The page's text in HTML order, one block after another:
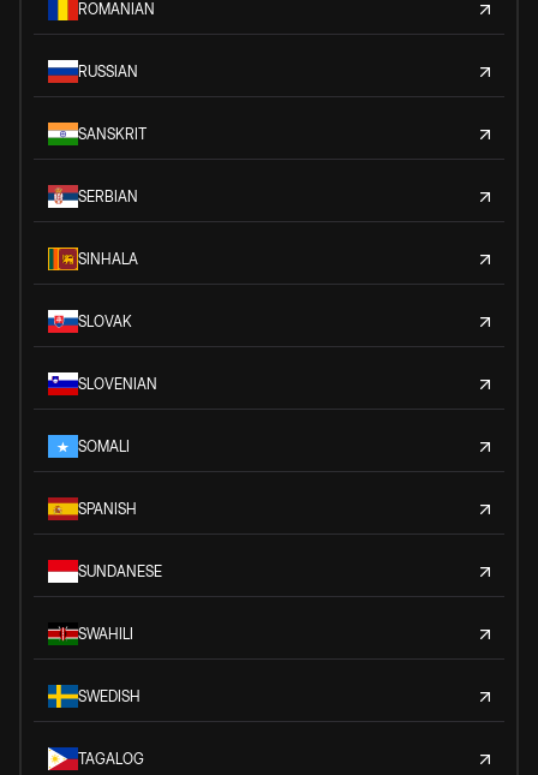
ROMANIAN
RUSSIAN
SANSKRIT
SERBIAN
SINHALA
SLOVAK
SLOVENIAN
SOMALI
SPANISH
SUNDANESE
SWAHILI
SWEDISH
TAGALOG